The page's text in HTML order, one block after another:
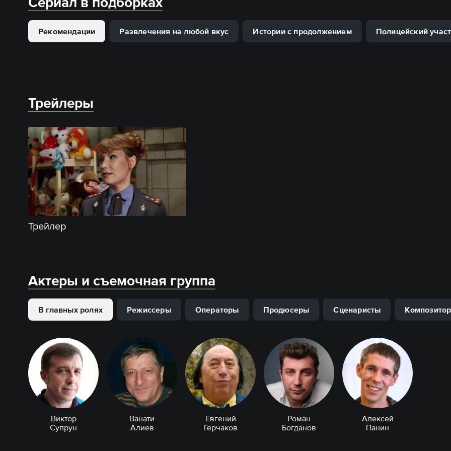
Рекомендации Развлечения на любой вкус Истории с продолжением Полицейский
Трейлеры
Трейлер
Актеры и съемочная группа
В главных ролях Режиссеры Операторы Продюсеры Сценаристы Композитор
Виктор
Супрун
Ванати
Алиев
Евгений
Герчаков
Роман
Богданов
Алексей
Панин